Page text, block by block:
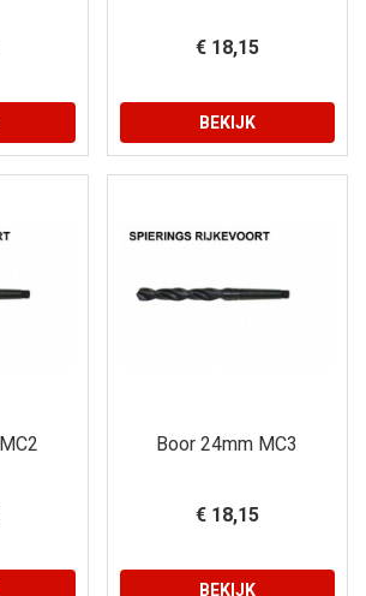
€ 18,15
BEKIJK
Boor 24mm MC3
€ 18,15
BEKIJK